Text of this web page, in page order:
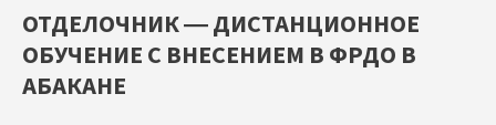
ОТДЕЛОЧНИК — ДИСТАНЦИОННОЕ
ОБУЧЕНИЕ С ВНЕСЕНИЕМ В ФРДО В
АБАКАНЕ